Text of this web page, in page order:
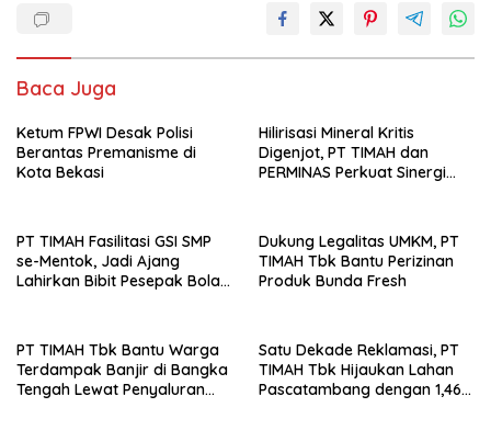
Baca Juga
Ketum FPWI Desak Polisi
Berantas Premanisme di
Kota Bekasi
Hilirisasi Mineral Kritis
Digenjot, PT TIMAH dan
PERMINAS Perkuat Sinergi
PT TIMAH Fasilitasi GSI SMP
se-Mentok, Jadi Ajang
Lahirkan Bibit Pesepak Bola
Dukung Legalitas UMKM, PT
TIMAH Tbk Bantu Perizinan
Produk Bunda Fresh
PT TIMAH Tbk Bantu Warga
Terdampak Banjir di Bangka
Tengah Lewat Penyaluran
Satu Dekade Reklamasi, PT
TIMAH Tbk Hijaukan Lahan
Pascatambang dengan 1,46